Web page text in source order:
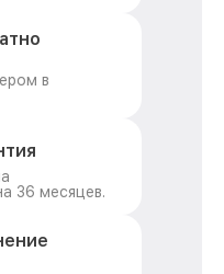
в
36 месяцев.